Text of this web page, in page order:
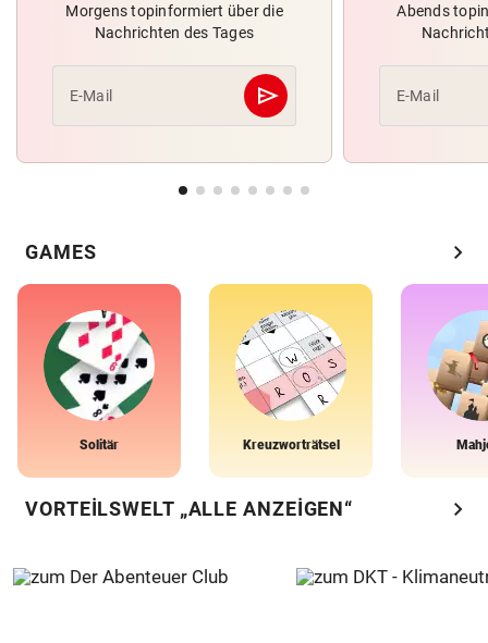
Morgens topinformiert über die
Nachrichten des Tages
E-Mail send
Abschicken
Abends
E-Mail
GAMES chevron_right
Solitär Kreuzworträtsel
VORTEILSWELT „ALLE ANZEIGEN“ chevron_right